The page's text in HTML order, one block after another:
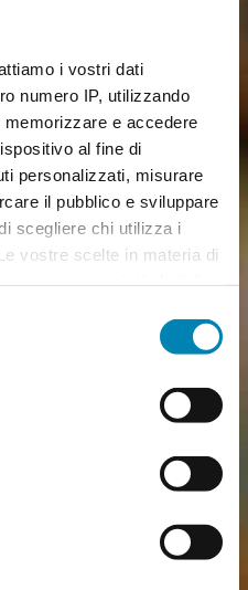
i vostri dati
numero IP, utilizzando
e accedere
al fine di
personalizzati, misurare
il pubblico e sviluppare
scegliere chi utilizza i
vostre scelte in materia di
consenso in qualsiasi
sui cookie o facendo clic
sezione dettagli. Puoi
in qualsiasi momento